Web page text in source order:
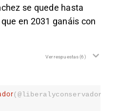
se quede hasta
en 2031 ganáis con
Ver respuestas(6)